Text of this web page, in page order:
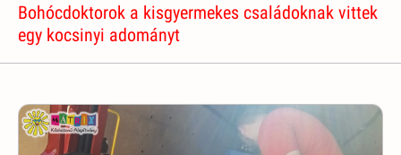
Bohócdoktorok a kisgyermekes családoknak vittek
egy kocsinyi adományt